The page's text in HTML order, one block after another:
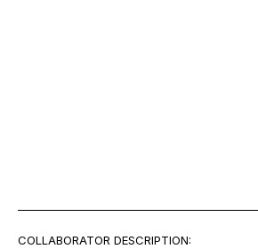
COLLABORATOR DESCRIPTION: